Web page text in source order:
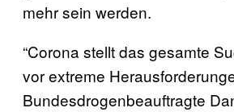
mehr sein werden.
“Corona stellt das gesamte
vor extreme
Bundesdrogenbeauftragte